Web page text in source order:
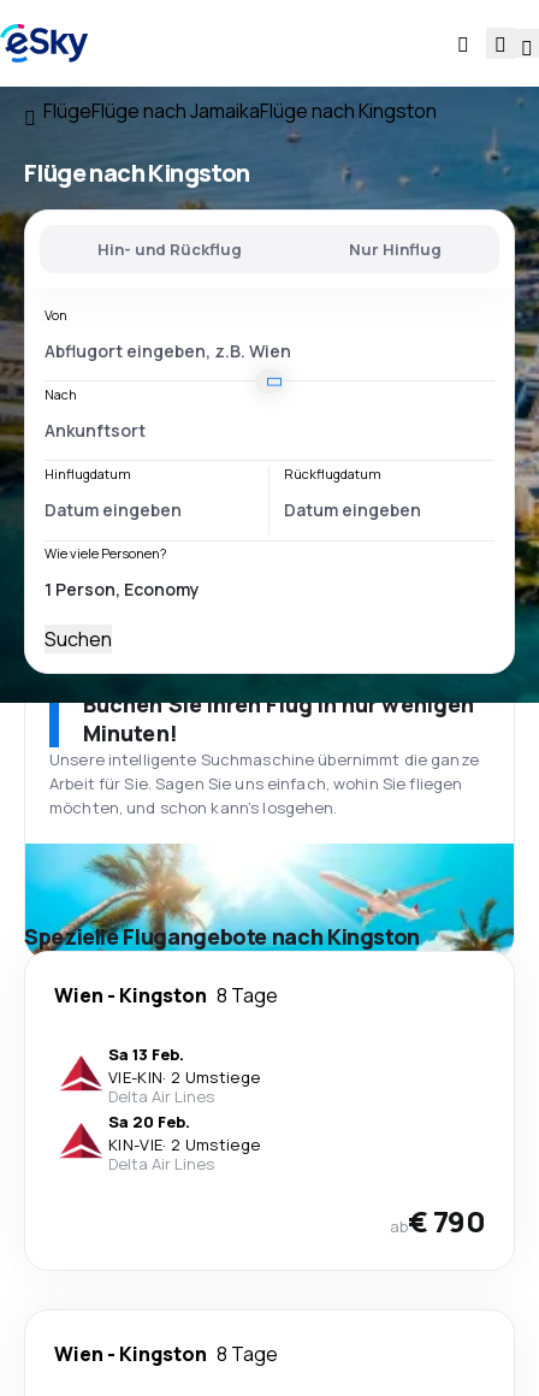
FlügeFlüge nach JamaikaFlüge nach Kingston
Flüge nach Kingston
Hin- und Rückflug Nur Hinflug
Von
Nach
Hinflugdatum Rückflugdatum
Wie viele Personen?
Suchen
Buchen Sie Ihren Flug in nur wenigen
Minuten!
Unsere intelligente Suchmaschine übernimmt die ganze
Arbeit für Sie. Sagen Sie uns einfach, wohin Sie fliegen
möchten, und schon kann’s losgehen.
Spezielle Flugangebote nach Kingston
Wien - Kingston 8 Tage
Sa 13 Feb.
VIE-KIN· 2 Umstiege
Delta Air Lines
Sa 20 Feb.
KIN-VIE· 2 Umstiege
Delta Air Lines
ab€ 790
Wien - Kingston 8 Tage